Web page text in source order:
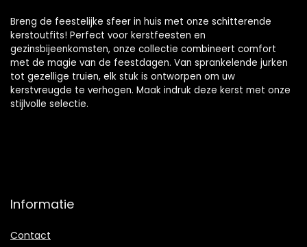
Breng de feestelijke sfeer in huis met onze schitterende
kerstoutfits! Perfect voor kerstfeesten en
gezinsbijeenkomsten, onze collectie combineert comfort
met de magie van de feestdagen. Van sprankelende jurken
tot gezellige truien, elk stuk is ontworpen om uw
kerstvreugde te verhogen. Maak indruk deze kerst met onze
stijlvolle selectie.
Informatie
Contact